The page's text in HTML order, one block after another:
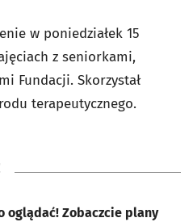
w poniedziałek 15
z seniorkami,
Fundacji. Skorzystał
terapeutycznego.
oglądać! Zobaczcie plany